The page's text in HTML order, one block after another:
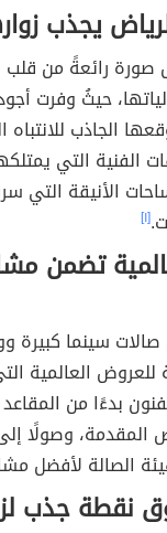
يجذب
صورة رائعةً من قلب
حيثُ وفرت
الجاذب
الفنية التي
الأنيقة التي
[١]
تضمن
صالات سينما كبيرة
العالمية
بدءًا من
المقدمة، وصولًا
الصالة لأفضل
نقطة جذب